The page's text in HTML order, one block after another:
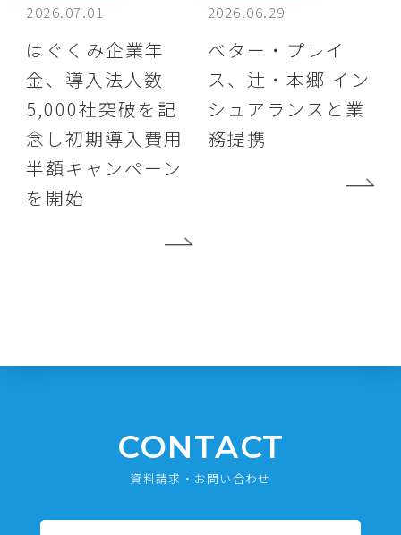
2026.07.01
はぐくみ企業年
金、導入法人数
5,000社突破を記
念し初期導入費用
半額キャンペーン
を開始
2026.06.29
ベター・プレイ
ス、辻・本郷 イン
シュアランスと業
務提携
CONTACT
資料請求・お問い合わせ